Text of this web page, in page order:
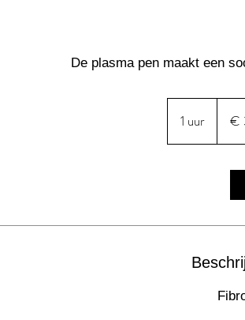
De plasma pen maakt een
1 uur1
u
€